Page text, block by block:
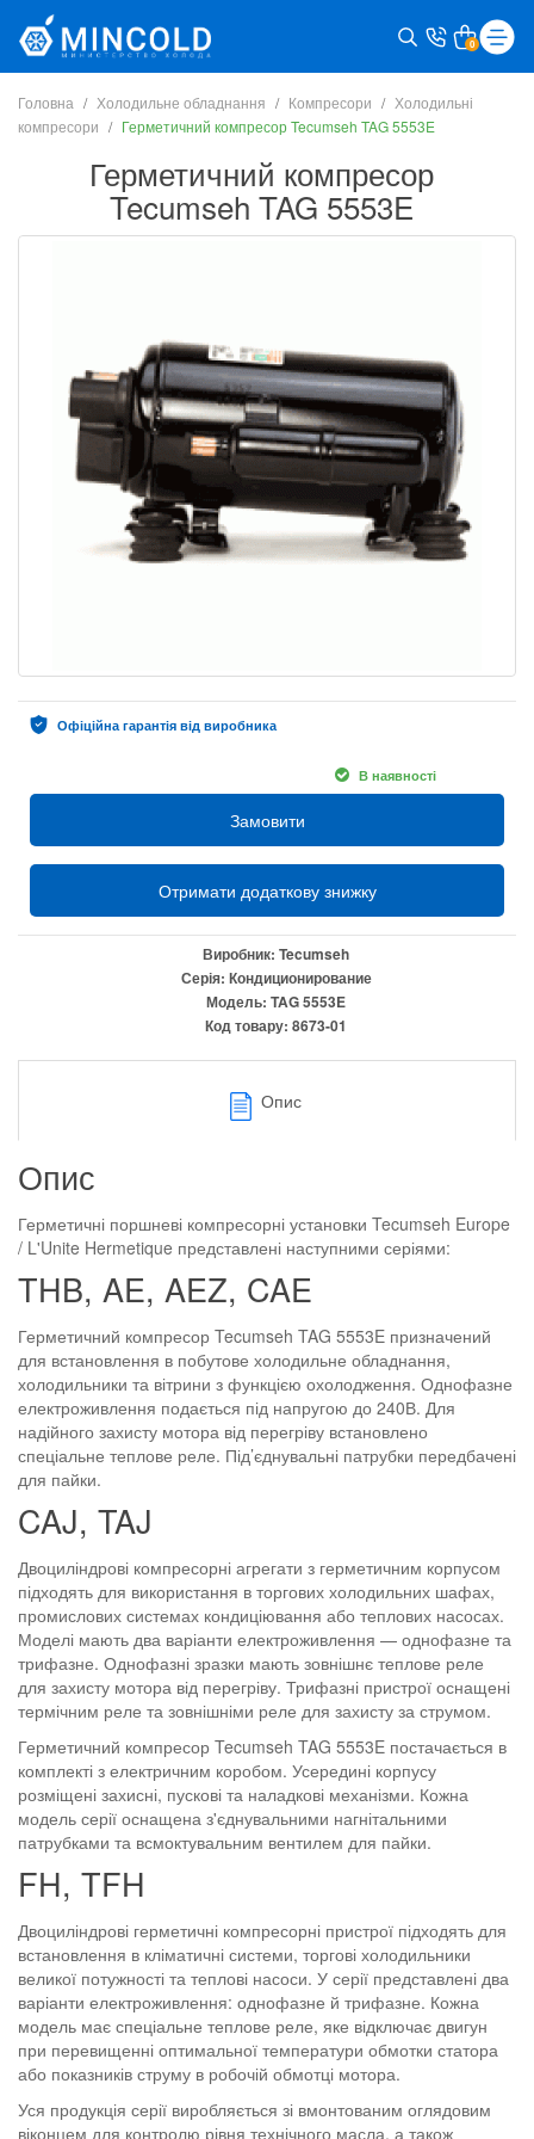
0
Головна Холодильне обладнання Компресори
Холодильні
компресори
Герметичний компресор Tecumseh TAG 5553E
Герметичний компресор
Tecumseh TAG 5553E
Офіційна гарантія від виробника
В наявності
Замовити
Отримати додаткову знижку
Виробник: Tecumseh
Серія: Кондиционирование
Модель: TAG 5553E
Код товару: 8673-01
Опис
Опис
Герметичні поршневі компресорні установки Tecumseh Europe
/ L'Unite Hermetique представлені наступними серіями:
THB, AE, AEZ, CAE
Герметичний компресор Tecumseh TAG 5553E призначений
для встановлення в побутове холодильне обладнання,
холодильники та вітрини з функцією охолодження. Однофазне
електроживлення подається під напругою до 240В. Для
надійного захисту мотора від перегріву встановлено
спеціальне теплове реле. Під’єднувальні патрубки передбачені
для пайки.
CAJ, TAJ
Двоциліндрові компресорні агрегати з герметичним корпусом
підходять для використання в торгових холодильних шафах,
промислових системах кондиціювання або теплових насосах.
Моделі мають два варіанти електроживлення — однофазне та
трифазне. Однофазні зразки мають зовнішнє теплове реле
для захисту мотора від перегріву. Трифазні пристрої оснащені
термічним реле та зовнішніми реле для захисту за струмом.
Герметичний компресор Tecumseh TAG 5553E постачається в
комплекті з електричним коробом. Усередині корпусу
розміщені захисні, пускові та наладкові механізми. Кожна
модель серії оснащена з'єднувальними нагнітальними
патрубками та всмоктувальним вентилем для пайки.
FH, TFH
Двоциліндрові герметичні компресорні пристрої підходять для
встановлення в кліматичні системи, торгові холодильники
великої потужності та теплові насоси. У серії представлені два
варіанти електроживлення: однофазне й трифазне. Кожна
модель має спеціальне теплове реле, яке відключає двигун
при перевищенні оптимальної температури обмотки статора
або показників струму в робочій обмотці мотора.
Уся продукція серії виробляється зі вмонтованим оглядовим
віконцем для контролю рівня технічного масла, а також